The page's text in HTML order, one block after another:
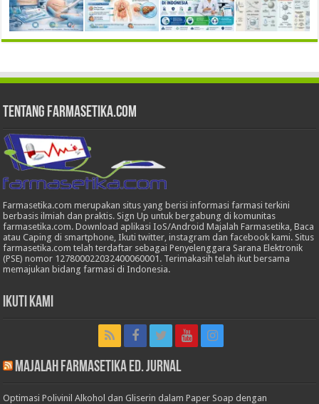
Tentang Farmasetika.com
Farmasetika.com merupakan situs yang berisi informasi farmasi terkini
berbasis ilmiah dan praktis. Sign Up untuk bergabung di komunitas
farmasetika.com. Download aplikasi IoS/Android Majalah Farmasetika, Baca
atau Caping di smartphone, Ikuti twitter, instagram dan facebook kami. Situs
farmasetika.com telah terdaftar sebagai Penyelenggara Sarana Elektronik
(PSE) nomor 127800022032400060001. Terimakasih telah ikut bersama
memajukan bidang farmasi di Indonesia.
Ikuti Kami
Majalah Farmasetika Ed. Jurnal
Optimasi Polivinil Alkohol dan Gliserin dalam Paper Soap dengan